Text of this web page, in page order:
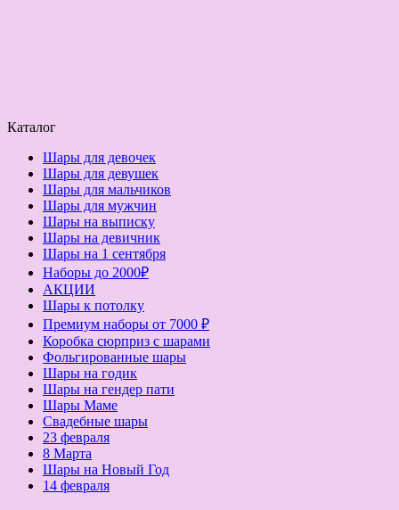
Каталог
Шары для девочек
Шары для девушек
Шары для мальчиков
Шары для мужчин
Шары на выписку
Шары на девичник
Шары на 1 сентября
Наборы до 2000₽
АКЦИИ
Шары к потолку
Премиум наборы от 7000 ₽
Коробка сюрприз с шарами
Фольгированные шары
Шары на годик
Шары на гендер пати
Шары Маме
Свадебные шары
23 февраля
8 Марта
Шары на Новый Год
14 февраля